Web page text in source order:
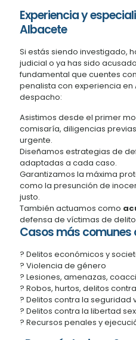
Experiencia y
Albacete
Si estás siendo investigado,
judicial o ya has sido
fundamental que cuentes
penalista con experiencia en
despacho:
Asistimos desde el primer
comisaría, diligencias
urgente.
Diseñamos estrategias de
adaptadas a cada caso.
Garantizamos la máxima
como la presunción de
justo.
También actuamos como
defensa de víctimas de
Casos más comunes
? Delitos económicos y
? Violencia de género
? Lesiones, amenazas,
? Robos, hurtos, delitos
? Delitos contra la seguridad
? Delitos contra la libertad
? Recursos penales y